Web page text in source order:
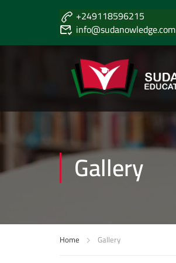
+249118596215
info@sudanowledge.com
Gallery
Home Gallery